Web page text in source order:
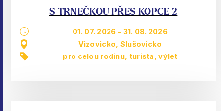
S TRNEČKOU PŘES KOPCE 2
01. 07. 2026 - 31. 08. 2026
Vizovicko, Slušovicko
pro celou rodinu turista ,výlet